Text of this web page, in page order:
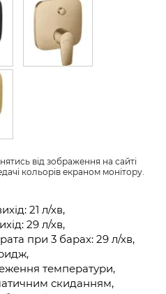
від зображення на сайті
кольорів екраном монітору.
21 л/хв,
29 л/хв,
при 3 барах: 29 л/хв,
температури,
скиданням,